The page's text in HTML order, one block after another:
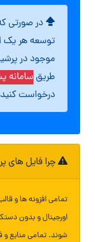
در صورتی
توسعه هر یک
موجود در
طریقسامانه
درخواست کنید
چرا فایل های
تمامی افزونه ها و
اورجینال و بدون
شوند. تمامی منابع و